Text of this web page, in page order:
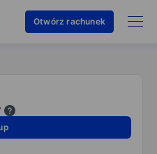
Otwórz rachunek